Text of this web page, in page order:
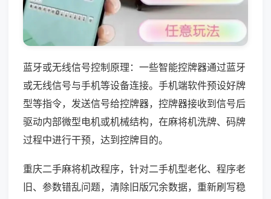
蓝牙或无线信号控制原理：一些智能控牌器通过蓝牙
或无线信号与手机等设备连接。手机端软件预设好牌
型等指令，发送信号给控牌器，控牌器接收到信号后
驱动内部微型电机或机械结构，在麻将机洗牌、码牌
过程中进行干预，达到控牌目的。
重庆二手麻将机改程序，针对二手机型老化、程序老
旧、参数错乱问题，清除旧版冗余数据，重新刷写稳